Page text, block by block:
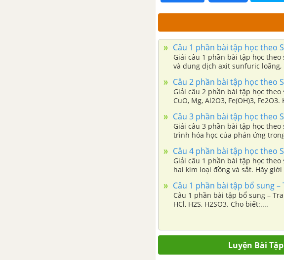
Câu 1 phần bài tập học theo
Giải câu 1 phần bài tập học theo
và dung dịch axit sunfuric
Câu 2 phần bài tập học theo
Giải câu 2 phần bài tập học theo
CuO, Mg, Al2O3, Fe(OH)3,
Câu 3 phần bài tập học theo
Giải câu 3 phần bài tập học theo
trình hóa học của phản ứng
Câu 4 phần bài tập học theo
Giải câu 1 phần bài tập học theo
hai kim loại đồng và sắt. Hãy
Câu 1 phần bài tập bổ sung
Câu 1 phần bài tập bổ sung –
HCl, H2S, H2SO3. Cho biết:....
Luyện Bài